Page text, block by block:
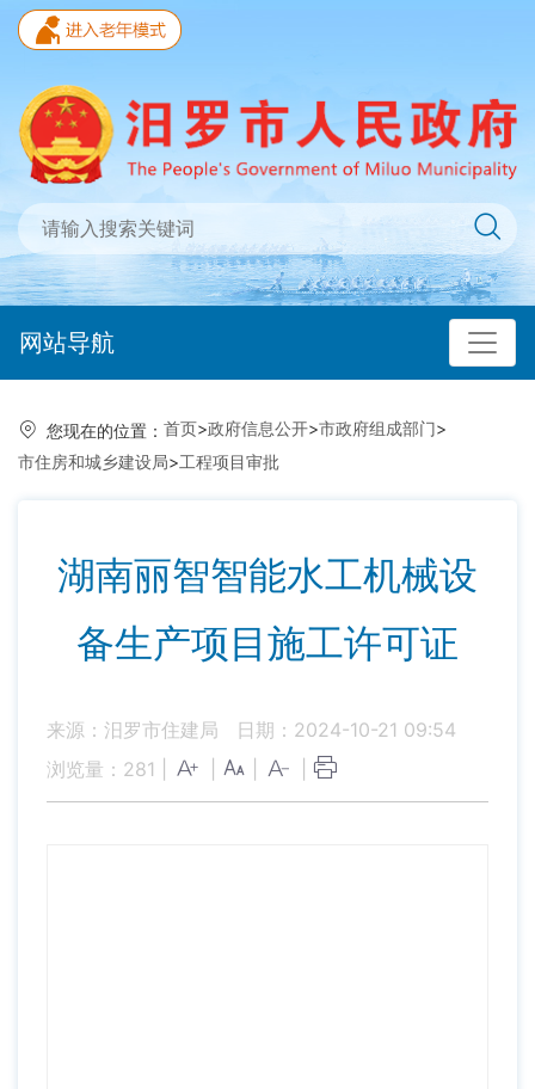
网站导航
您现在的位置： 首页>政府信息公开>市政府组成部门>
市住房和城乡建设局>工程项目审批
湖南丽智智能水工机械设
备生产项目施工许可证
来源：汨罗市住建局
日期：2024-10-21 09:54
浏览量： 281